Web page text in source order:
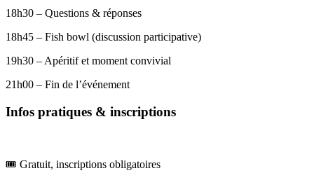
18h30 – Questions & réponses
18h45 – Fish bowl (discussion participative)
19h30 – Apéritif et moment convivial
21h00 – Fin de l’événement
Infos pratiques & inscriptions
🎟️ Gratuit, inscriptions obligatoires